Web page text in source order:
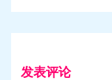
发表评论